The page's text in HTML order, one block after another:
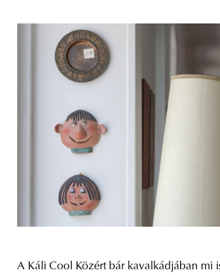
A Káli Cool Közért bár kavalkádjában mi